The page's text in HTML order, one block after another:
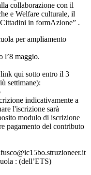
collaborazione con il
e Welfare culturale, il
in formAzione” .
per ampliamento
l’8 maggio.
qui sotto entro il 3
settimane):
indicativamente a
l'iscrizione sarà
modulo di iscrizione
pagamento del contributo
: (dell’ETS)